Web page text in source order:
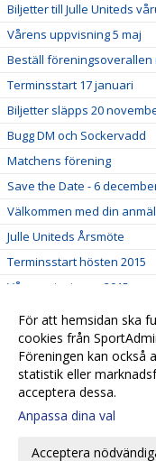
Biljetter till Julle Uniteds
Vårens uppvisning 5 maj
Beställ föreningsoverallen
Terminsstart 17 januari
Biljetter släpps 20
Bugg DM och Sockervadd
Matchens förening
Save the Date - 6
Välkommen med din
Julle Uniteds Årsmöte
Terminsstart hösten 2015
Våruppvisningen 2015
Höstuppvisning 2014
Våruppvisningen 2014
Höstuppvisning 2013
inställningar
För att hemsidan ska
cookies från
Föreningen kan också
statistik eller
acceptera dessa.
Anpassa dina val
Acceptera